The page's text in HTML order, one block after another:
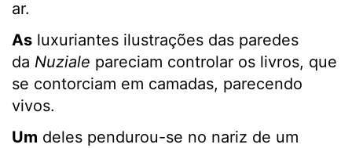
ar.
As luxuriantes ilustrações das paredes
da Nuziale pareciam controlar os livros, que
se contorciam em camadas, parecendo
vivos.
Um deles pendurou-se no nariz de um